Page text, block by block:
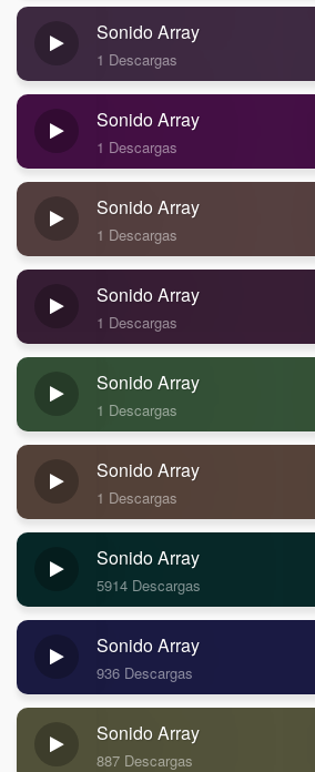
Sonido Array
1 Descargas
Sonido Array
1 Descargas
Sonido Array
1 Descargas
Sonido Array
1 Descargas
Sonido Array
1 Descargas
Sonido Array
1 Descargas
Sonido Array
5914 Descargas
Sonido Array
936 Descargas
Sonido Array
887 Descargas